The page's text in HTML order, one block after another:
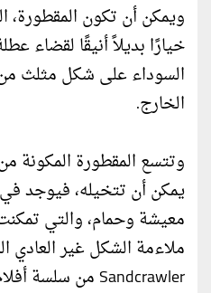
خيارًا بديلاً أنيقًا لقضاء
السوداء على شكل مثلث
الخارج.
يمكن أن تتخيله، فيوجد
معيشة وحمام، والتي
ملاءمة الشكل غير العادي
Sandcrawler من سلسة أفلام Star Wars.